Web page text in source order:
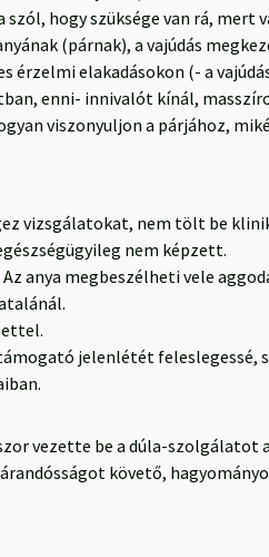
hogy szüksége van rá, mert
(párnak), a vajúdás
elakadásokon (- a
enni- innivalót kínál,
viszonyuljon a párjához,
vizsgálatokat, nem tölt be
nem képzett.
anya megbeszélheti vele
támogató jelenlétét
vezette be a dúla-
követő,